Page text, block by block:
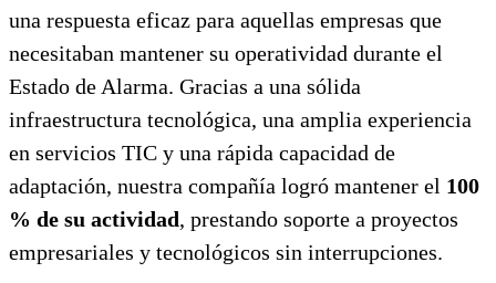
una respuesta eficaz para aquellas empresas que
necesitaban mantener su operatividad durante el
Estado de Alarma. Gracias a una sólida
infraestructura tecnológica, una amplia experiencia
en servicios TIC y una rápida capacidad de
adaptación, nuestra compañía logró mantener el 100
% de su actividad, prestando soporte a proyectos
empresariales y tecnológicos sin interrupciones.